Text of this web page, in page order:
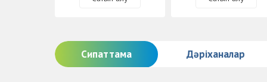
Сипаттама Дәріханалар